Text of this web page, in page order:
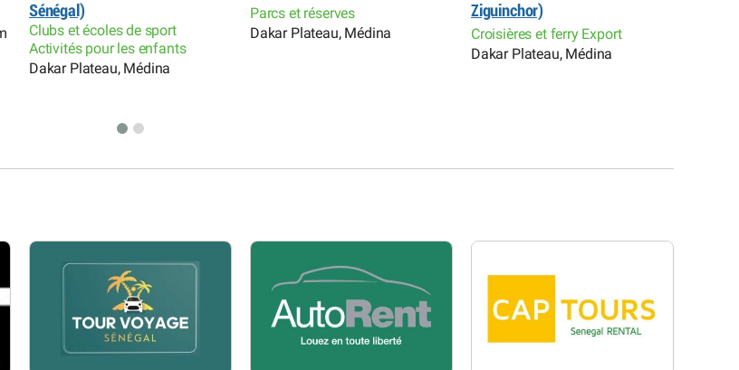
Sénégal)
Clubs et écoles de sport
Activités pour les enfants
Dakar Plateau, Médina
Parcs et réserves
Dakar Plateau, Médina
Ziguinchor)
Croisières et ferry Export
Dakar Plateau, Médina